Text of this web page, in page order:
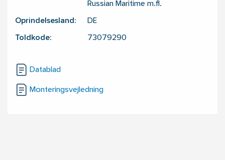
Russian Maritime m.fl.
Oprindelsesland: DE
Toldkode: 73079290
Datablad
Monteringsvejledning